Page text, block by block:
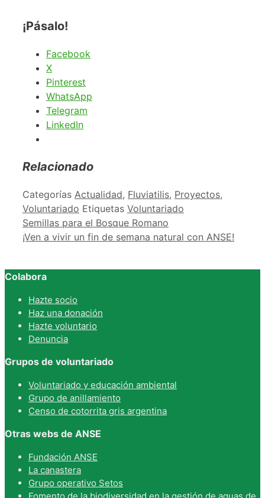
¡Pásalo!
Facebook
X
Pinterest
WhatsApp
Telegram
LinkedIn
Relacionado
Categorías Actualidad, Fluviatilis, Proyectos,
Voluntariado Etiquetas Voluntariado
Semillas para el Bosque Romano
¡Ven a vivir un fin de semana natural con ANSE!
Colabora
Hazte socio
Haz una donación
Hazte voluntario
Denuncia
Grupos de voluntariado
Voluntariado y educación ambiental
Grupo de anillamiento
Censo de cotorrita gris argentina
Otras webs de ANSE
Fundación ANSE
La canastera
Grupo operativo Setos